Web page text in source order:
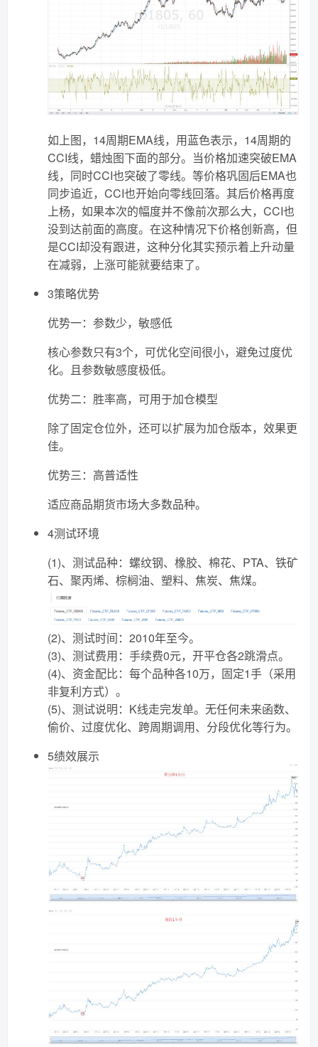
如上图，14周期EMA线，用蓝色表示，14周期的
CCI线，蜡烛图下面的部分。当价格加速突破EMA
线，同时CCI也突破了零线。等价格巩固后EMA也
同步追近，CCI也开始向零线回落。其后价格再度
上杨，如果本次的幅度并不像前次那么大，CCI也
没到达前面的高度。在这种情况下价格创新高，但
是CCI却没有跟进，这种分化其实预示着上升动量
在减弱，上涨可能就要结束了。
3策略优势
优势一：参数少，敏感低
核心参数只有3个，可优化空间很小，避免过度优
化。且参数敏感度极低。
优势二：胜率高，可用于加仓模型
除了固定仓位外，还可以扩展为加仓版本，效果更
佳。
优势三：高普适性
适应商品期货市场大多数品种。
4测试环境
(1)、测试品种：螺纹钢、橡胶、棉花、PTA、铁矿
石、聚丙烯、棕榈油、塑料、焦炭、焦煤。
(2)、测试时间：2010年至今。
(3)、测试费用：手续费0元，开平仓各2跳滑点。
(4)、资金配比：每个品种各10万，固定1手（采用
非复利方式）。
(5)、测试说明：K线走完发单。无任何未来函数、
偷价、过度优化、跨周期调用、分段优化等行为。
5绩效展示